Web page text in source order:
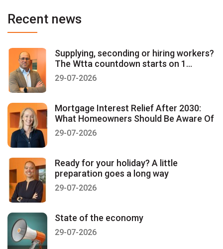
Recent news
Supplying, seconding or hiring workers?
The Wtta countdown starts on 1
January 2027
29-07-2026
Mortgage Interest Relief After 2030:
What Homeowners Should Be Aware Of
29-07-2026
Ready for your holiday? A little
preparation goes a long way
29-07-2026
State of the economy
29-07-2026